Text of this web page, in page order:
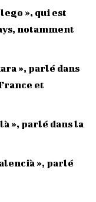
», qui est
notamment
», parlé dans
et
», parlé dans la
», parlé